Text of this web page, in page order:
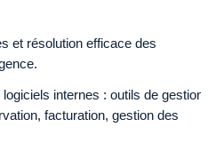
et résolution efficace des
internes : outils de gestion
facturation, gestion des